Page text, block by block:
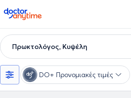
doctoranytime
Πρωκτολόγος, Κυψέλη
DO+ Προνομιακές τιμές